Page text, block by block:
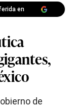
en
de